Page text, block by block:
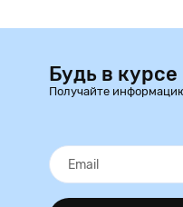
Будь в курсе
Получайте